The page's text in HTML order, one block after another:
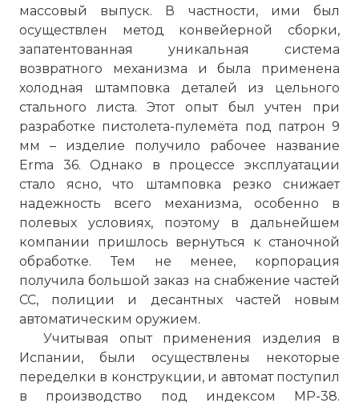
массовый выпуск. В частности, ими был
осуществлен метод конвейерной сборки,
запатентованная уникальная система
возвратного механизма и была применена
холодная штамповка деталей из цельного
стального листа. Этот опыт был учтен при
разработке пистолета-пулемёта под патрон 9
мм – изделие получило рабочее название
Erma 36. Однако в процессе эксплуатации
стало ясно, что штамповка резко снижает
надежность всего механизма, особенно в
полевых условиях, поэтому в дальнейшем
компании пришлось вернуться к станочной
обработке. Тем не менее, корпорация
получила большой заказ на снабжение частей
СС, полиции и десантных частей новым
автоматическим оружием.
Учитывая опыт применения изделия в
Испании, были осуществлены некоторые
переделки в конструкции, и автомат поступил
в производство под индексом МР-38.